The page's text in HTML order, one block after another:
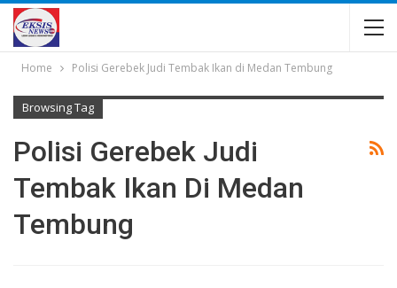
Home Polisi Gerebek Judi Tembak Ikan di Medan Tembung
Browsing Tag
Polisi Gerebek Judi
Tembak Ikan Di Medan
Tembung